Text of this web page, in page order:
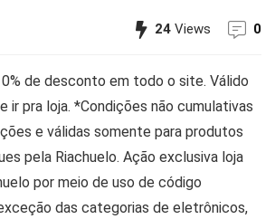
24 Views 0
de desconto em todo o site. Válido
ir pra loja. *Condições não cumulativas
e válidas somente para produtos
pela Riachuelo. Ação exclusiva loja
por meio de uso de código
das categorias de eletrônicos,